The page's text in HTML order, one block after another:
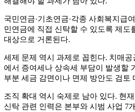
국민연금·기초연금·각종 사회복지급
민연금에 직접 신탁할 수 있도록 제도
대상으로 거론된다.
세제 문제 역시 과제로 꼽힌다. 치매
에서 증여세나 상속세 부담이 발생할
부분 세금 감면이나 면제 방안도 검토
조직 확대 역시 숙제로 남아 있다. 현
신탁 관련 인력은 본부와 시범 사업 7